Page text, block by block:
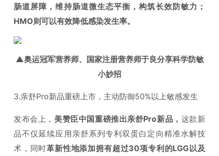
肠道屏障，维持肠道微生态平衡，构筑长效防敏力；
HMO则可以有效降低感染发生率。
▲奥运冠军营养师、国家注册营养师于良分享科学防敏
小妙招
3.亲舒Pro新品重磅上市，主动防御50%以上敏感发生
发布会上， 美赞臣中国重磅推出亲舒Pro新品， 这款新
品不仅延续应用亲舒系列专利双蛋白定向精准水解技
术，同时革新性地添加拥有超过30项专利的LGG以及